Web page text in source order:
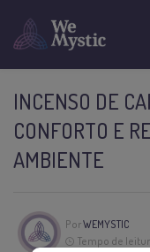
INCENSO DE
CONFORTO E
AMBIENTE
PorWEMYSTIC
Tempo de